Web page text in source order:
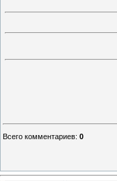
Всего комментариев: 0